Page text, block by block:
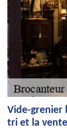
Vide-grenier
tri et la